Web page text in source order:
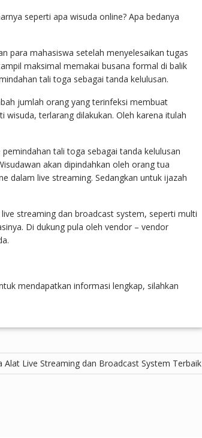
seperti apa wisuda online? Apa bedanya
para mahasiswa setelah menyelesaikan tugas
maksimal memakai busana formal di balik
tali toga sebagai tanda kelulusan.
jumlah orang yang terinfeksi membuat
terlarang dilakukan. Oleh karena itulah
tali toga sebagai tanda kelulusan
akan dipindahkan oleh orang tua
dalam live streaming. Sedangkan untuk ijazah
streaming dan broadcast system, seperti multi
Di dukung pula oleh vendor – vendor
mendapatkan informasi lengkap, silahkan
Alat Live Streaming dan Broadcast System Terbaik